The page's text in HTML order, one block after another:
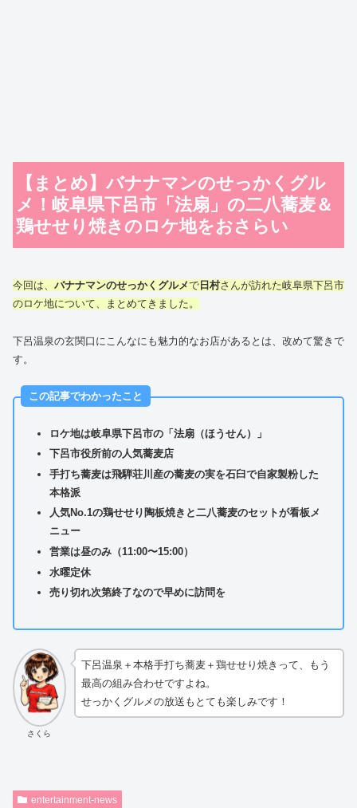
【まとめ】バナナマンのせっかくグル
メ！岐阜県下呂市「法扇」の二八蕎麦＆
鶏せせり焼きのロケ地をおさらい
今回は、 バナナマンのせっかくグルメで 日村さんが訪れた岐阜県下呂市
のロケ地について、まとめてきました。
下呂温泉の玄関口にこんなにも魅力的なお店があるとは、改めて驚きで
す。
この記事でわかったこと
ロケ地は岐阜県下呂市の「法扇（ほうせん）」
下呂市役所前の人気蕎麦店
手打ち蕎麦は飛騨荘川産の蕎麦の実を石臼で自家製粉した
本格派
人気No.1の鶏せせり陶板焼きと二八蕎麦のセットが看板メ
ニュー
営業は昼のみ（11:00〜15:00）
水曜定休
売り切れ次第終了なので早めに訪問を
さくら
下呂温泉＋本格手打ち蕎麦＋鶏せせり焼きって、もう
最高の組み合わせですよね。
せっかくグルメの放送もとても楽しみです！
entertainment-news